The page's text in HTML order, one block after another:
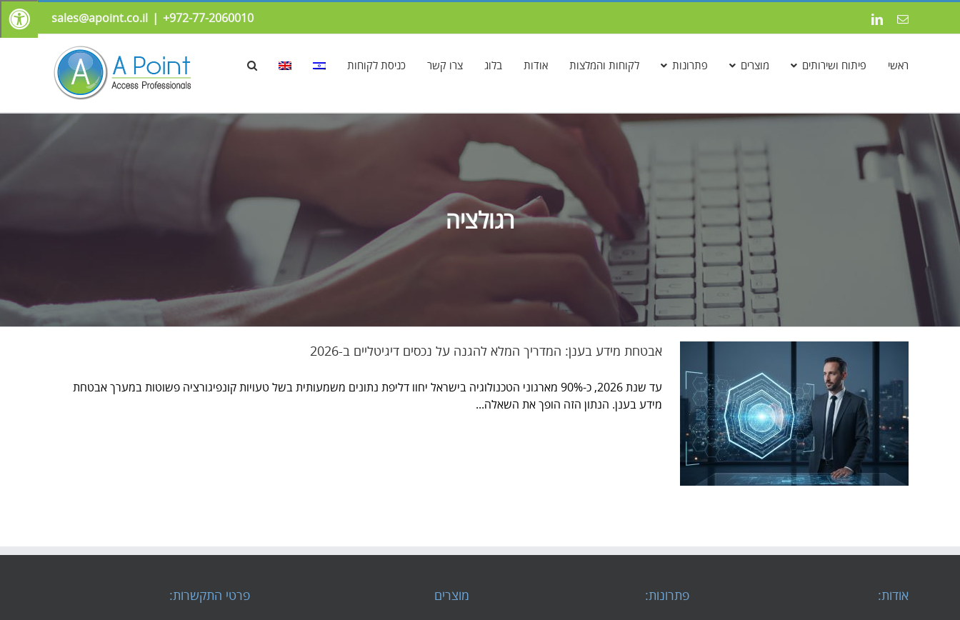
כתובתLinkedIn
972-77-2060010+
|
sales@apoint.co.il
ראשי פיתוח ושירותים מוצרים פתרונות לקוחות והמלצות אודות בלוג צרו קשר כניסת לקוחות
רגולציה
אבטחת מידע בענן: המדריך המלא להגנה על נכסים דיגיטליים ב-2026
עד שנת 2026, כ-90% מארגוני הטכנולוגיה בישראל יחוו דליפת נתונים משמעותית בשל טעויות קונפיגורציה פשוטות במערך אבטחת
מידע בענן. הנתון הזה הופך את השאלה...
אודות: פתרונות: מוצרים פרטי התקשרות: